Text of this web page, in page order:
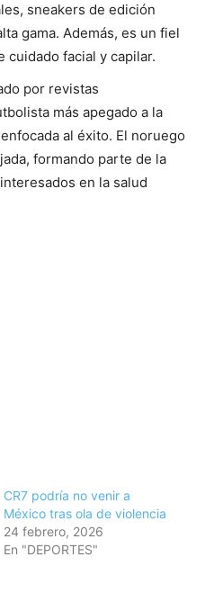
sneakers de edición
gama. Además, es un fiel
cuidado facial y capilar.
por revistas
más apegado a la
al éxito. El noruego
formando parte de la
en la salud
CR7 podría no venir a
México tras ola de violencia
24 febrero, 2026
En "DEPORTES"